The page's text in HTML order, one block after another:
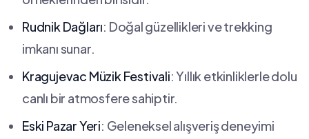
Rudnik Dağları: Doğal⁣ güzellikleri ve trekking
imkanı ​sunar.
Kragujevac Müzik Festivali: Yıllık etkinliklerle dolu⁣
canlı bir atmosfere sahiptir.
Eski Pazar Yeri: Geleneksel alışveriş‌ deneyimi⁤